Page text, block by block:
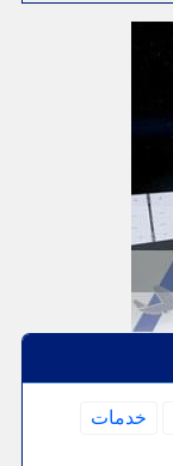
خدمات